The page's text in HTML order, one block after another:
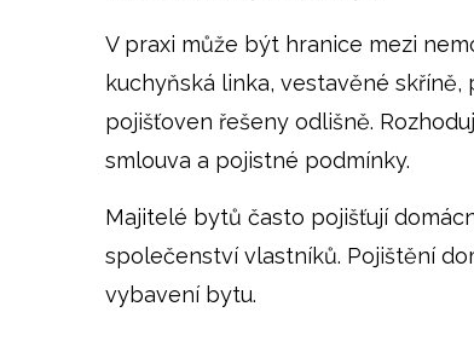
V praxi může být hranice mezi
kuchyňská linka, vestavěné
pojišťoven řešeny odlišně.
smlouva a pojistné podmínky.
Majitelé bytů často pojišťují
společenství vlastníků. Pojištění
vybavení bytu.